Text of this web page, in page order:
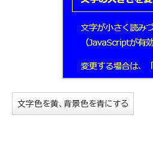
文字色を黄、背景色を青にする